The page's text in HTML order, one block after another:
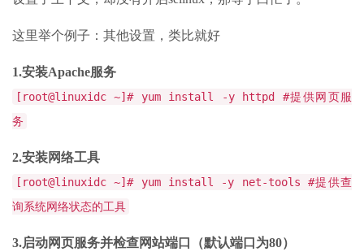
这里举个例子：其他设置，类比就好
1.安装Apache服务
[root@linuxidc ~]# yum install -y httpd #提供网页服
务
2.安装网络工具
[root@linuxidc ~]# yum install -y net-tools #提供查
询系统网络状态的工具
3.启动网页服务并检查网站端口（默认端口为80）